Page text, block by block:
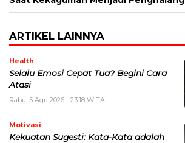
ARTIKEL LAINNYA
Health
Selalu Emosi Cepat Tua? Begini Cara
Atasi
Rabu, 5 Agu 2026 - 23:18 WITA
Motivasi
Kekuatan Sugesti: Kata-Kata adalah